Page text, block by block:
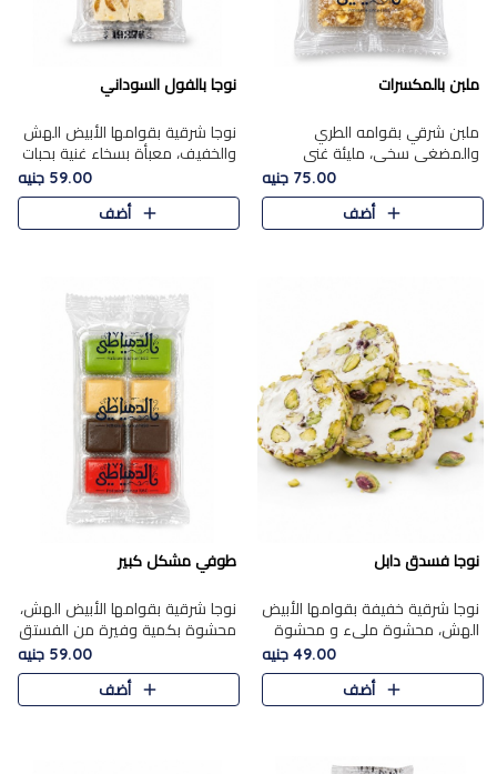
ملبن بالمكسرات
ملبن شرقي بقوامه الطري
والمضغي سخي، مليئة غني
بتشكيلة فاخرة من المكسرات
مشكلة المختارة التي تقدم تضيف
قرمشة مميزة مرضية ونكهة
75.00 جنيه
أضف
نوجا بالفول السوداني
نوجا شرقية بقوامها الأبيض الهش
والخفيف، معبأة بسخاء غنية بحبات
الفول السوداني المحمص التي
يقدم تضيف قرمشة مميزة مرضية
وتوازنًا رائعًا مع حلا..
59.00 جنيه
أضف
نوجا فسدق دابل
نوجا شرقية خفيفة بقوامها الأبيض
الهش، محشوة مليء و محشوة
بـكمية وفيرة من الفستق الفاخر
لتمنحك نكهة مكسرات غنية
وقرمشة مميزة في كل قطعة و
49.00 جنيه
أضف
طوفي مشكل كبير
نوجا شرقية بقوامها الأبيض الهش،
محشوة بكمية وفيرة من الفستق
الفاخر لتمنحك نكهة غنية وقرمشة
مميزة في كل قطعة، لتجربة تجمع
بين الفخامة والمذاق..
59.00 جنيه
أضف